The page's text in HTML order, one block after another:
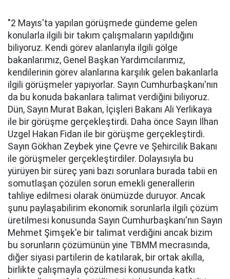
"2 Mayıs'ta yapılan görüşmede gündeme gelen
konularla ilgili bir takım çalışmaların yapıldığını
biliyoruz. Kendi görev alanlarıyla ilgili gölge
bakanlarımız, Genel Başkan Yardımcılarımız,
kendilerinin görev alanlarına karşılık gelen bakanlarla
ilgili görüşmeler yapıyorlar. Sayın Cumhurbaşkanı'nın
da bu konuda bakanlara talimat verdiğini biliyoruz.
Dün, Sayın Murat Bakan, İçişleri Bakanı Ali Yerlikaya
ile bir görüşme gerçekleştirdi. Daha önce Sayın İlhan
Uzgel Hakan Fidan ile bir görüşme gerçekleştirdi.
Sayın Gökhan Zeybek yine Çevre ve Şehircilik Bakanı
ile görüşmeler gerçekleştirdiler. Dolayısıyla bu
yürüyen bir süreç yani bazı sorunlara burada tabii en
somutlaşan çözülen sorun emekli generallerin
tahliye edilmesi olarak önümüzde duruyor. Ancak
şunu paylaşabilirim ekonomik sorunlarla ilgili çözüm
üretilmesi konusunda Sayın Cumhurbaşkanı'nın Sayın
Mehmet Şimşek'e bir talimat verdiğini ancak bizim
bu sorunların çözümünün yine TBMM mecrasında,
diğer siyasi partilerin de katılarak, bir ortak akılla,
birlikte çalışmayla çözülmesi konusunda katkı